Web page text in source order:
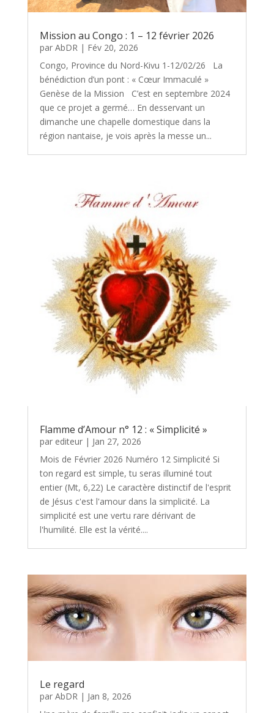
Mission au Congo : 1 – 12 février 2026
par AbDR | Fév 20, 2026
Congo, Province du Nord-Kivu 1-12/02/26 La
bénédiction d’un pont : « Cœur Immaculé »
Genèse de la Mission C’est en septembre 2024
que ce projet a germé… En desservant un
dimanche une chapelle domestique dans la
région nantaise, je vois après la messe un...
Flamme d’Amour n° 12 : « Simplicité »
par editeur| Jan 27, 2026
Mois de Février 2026 Numéro 12 Simplicité Si
ton regard est simple, tu seras illuminé tout
entier (Mt, 6,22) Le caractère distinctif de l'esprit
de Jésus c'est l'amour dans la simplicité. La
simplicité est une vertu rare dérivant de
l'humilité. Elle est la vérité....
Le regard
par AbDR | Jan 8, 2026